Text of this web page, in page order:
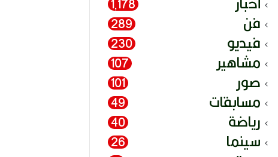
فن 289
فيديو 230
مشاهير 107
صور 101
مسابقات 49
رياضة 40
سينما 26